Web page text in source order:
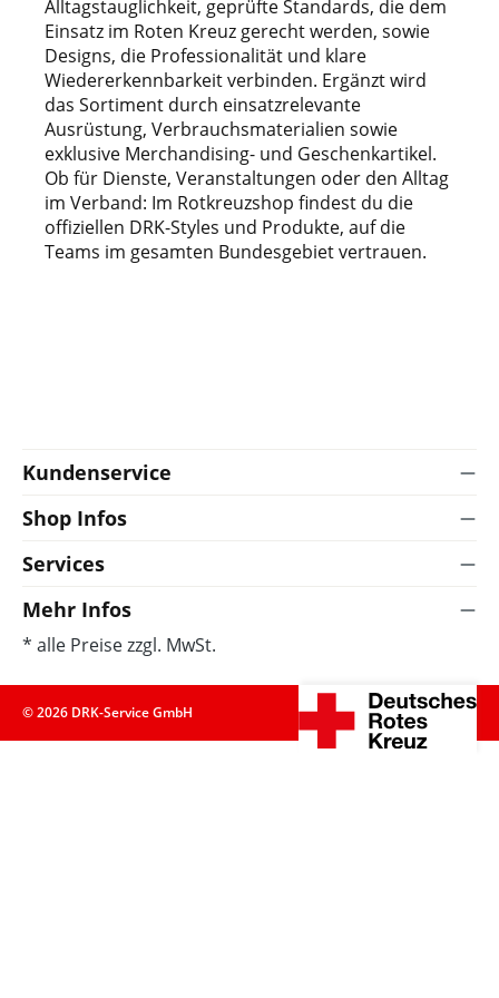
Alltagstauglichkeit, geprüfte Standards, die dem
Einsatz im Roten Kreuz gerecht werden, sowie
Designs, die Professionalität und klare
Wiedererkennbarkeit verbinden. Ergänzt wird
das Sortiment durch einsatzrelevante
Ausrüstung, Verbrauchsmaterialien sowie
exklusive Merchandising- und Geschenkartikel.
Ob für Dienste, Veranstaltungen oder den Alltag
im Verband: Im Rotkreuzshop findest du die
offiziellen DRK-Styles und Produkte, auf die
Teams im gesamten Bundesgebiet vertrauen.
Kundenservice
Shop Infos
Services
Mehr Infos
* alle Preise zzgl. MwSt.
© 2026 DRK-Service GmbH